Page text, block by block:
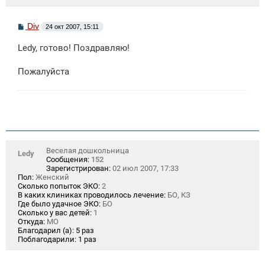
С
о
б
н
Div 24 окт 2007, 15:11
Ledy, готово! Поздравляю!
Пожалуйста
Ledy
Веселая дошкольница
Сообщения: 152
Зарегистрирован: 02 июл 2007, 17:33
Пол: Женский
Сколько попыток ЭКО: 2
В каких клиниках проводилось лечение: БО, КЗ
Где было удачное ЭКО: БО
Сколько у вас детей: 1
Откуда: МО
Благодарил (а): 5 раз
Поблагодарили: 1 раз